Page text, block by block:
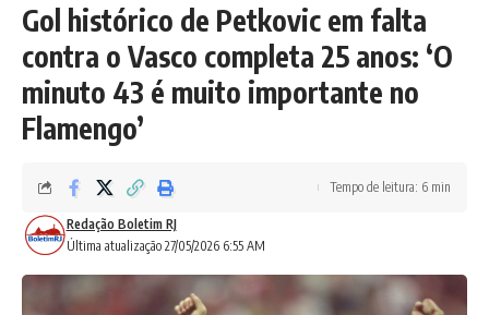
Gol histórico de Petkovic em falta
contra o Vasco completa 25 anos: ‘O
minuto 43 é muito importante no
Flamengo’
Última atualização 27/05/2026 6:55 AM
Redação Boletim RJ
Tempo de leitura: 6 min